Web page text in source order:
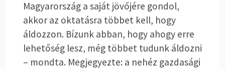
Magyarország a saját jövőjére gondol,
akkor az oktatásra többet kell, hogy
áldozzon. Bízunk abban, hogy ahogy erre
lehetőség lesz, még többet tudunk áldozni
– mondta. Megjegyezte: a nehéz gazdasági